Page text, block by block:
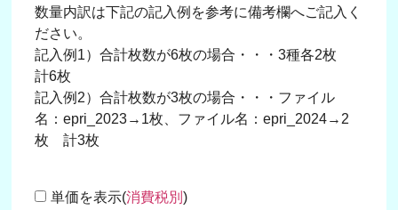
数量内訳は下記の記入例を参考に備考欄へご記入く
ださい。
記入例1）合計枚数が6枚の場合・・・3種各2枚
計6枚
記入例2）合計枚数が3枚の場合・・・ファイル
名：epri_2023→1枚、ファイル名：epri_2024→2
枚 計3枚
単価を表示(消費税別)